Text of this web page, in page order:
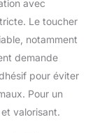
avec
Le toucher
notamment
demande
pour éviter
Pour un
valorisant.